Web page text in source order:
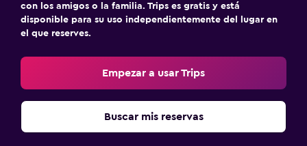
con los amigos o la familia. Trips es gratis y está
disponible para su uso independientemente del lugar en
el que reserves.
Empezar a usar Trips
Buscar mis reservas